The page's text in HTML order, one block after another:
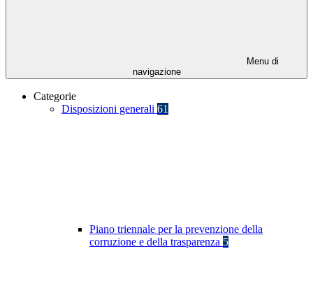
Menu di
navigazione
Categorie
Disposizioni generali 61
Piano triennale per la prevenzione della
corruzione e della trasparenza 5